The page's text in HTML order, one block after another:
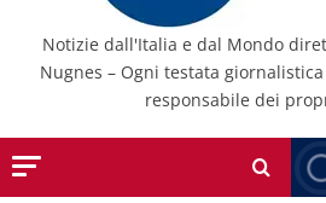
Notizie dall'Italia e dal Mondo
Nugnes – Ogni testata
responsabile dei